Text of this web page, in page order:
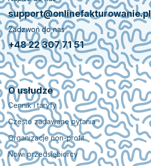
support@onlinefakturowanie.pl
Zadzwoń do nas
+48 22 307 71 51
O usłudze
Cennik i taryfy
Czesto zadawane pytania
Organizacje non-profit
Nowi przedsiębiorcy